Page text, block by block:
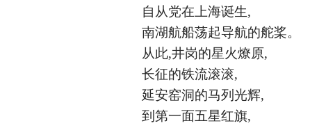
自从党在上海诞生,
南湖航船荡起导航的舵桨。
从此,井岗的星火燎原,
长征的铁流滚滚,
延安窑洞的马列光辉,
到第一面五星红旗,